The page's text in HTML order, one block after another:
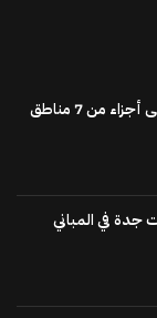
من 7 مناطق
جدة في المباني